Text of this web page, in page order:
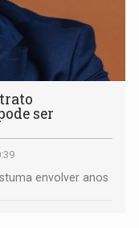
ser
envolver anos